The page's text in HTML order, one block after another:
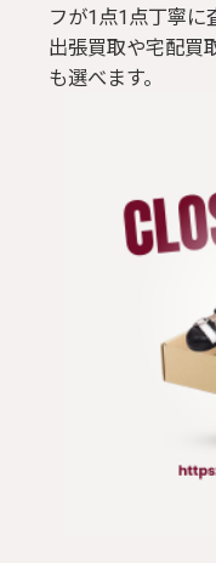
フが1点1点丁寧に
出張買取や宅配買
も選べます。